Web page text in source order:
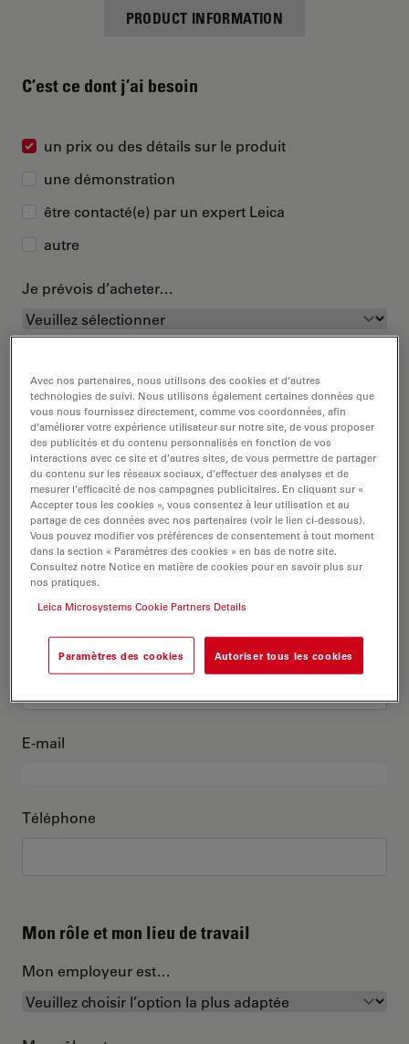
PRODUCT INFORMATION
C’est ce dont j’ai besoin
un prix ou des détails sur le produit
une démonstration
être contacté(e) par un expert Leica
autre
Je prévois d’acheter…
C’est moi
Titre académique en option
Prénom
E-mail
Téléphone
Mon rôle et mon lieu de travail
Mon employeur est…
Avec nos partenaires, nous utilisons des cookies et d’autres
technologies de suivi. Nous utilisons également certaines données que
vous nous fournissez directement, comme vos coordonnées, afin
d’améliorer votre expérience utilisateur sur notre site, de vous proposer
des publicités et du contenu personnalisés en fonction de vos
interactions avec ce site et d’autres sites, de vous permettre de partager
du contenu sur les réseaux sociaux, d’effectuer des analyses et de
mesurer l’efficacité de nos campagnes publicitaires. En cliquant sur «
Accepter tous les cookies », vous consentez à leur utilisation et au
partage de ces données avec nos partenaires (voir le lien ci-dessous).
Vous pouvez modifier vos préférences de consentement à tout moment
dans la section « Paramètres des cookies » en bas de notre site.
Consultez notre Notice en matière de cookies pour en savoir plus sur
nos pratiques.
Leica Microsystems Cookie Partners Details
Paramètres des cookies Autoriser tous les cookies